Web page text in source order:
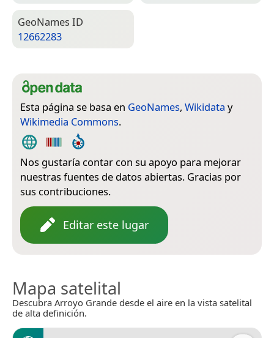
Geo­Names ID
12662283
Esta página se basa en GeoNames, Wikidata y
Wikimedia Commons.
Nos gustaría contar con su apoyo para mejorar
nuestras fuentes de datos abiertas. Gracias por
sus contribuciones.
Editar este lugar
Mapa satelital
Descubra Arroyo Grande desde el aire en la vista satelital
de alta definición.